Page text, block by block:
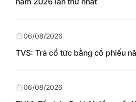
TVS: Trả cổ tức bằng cổ phiếu
06/08/2026
06/08/2026